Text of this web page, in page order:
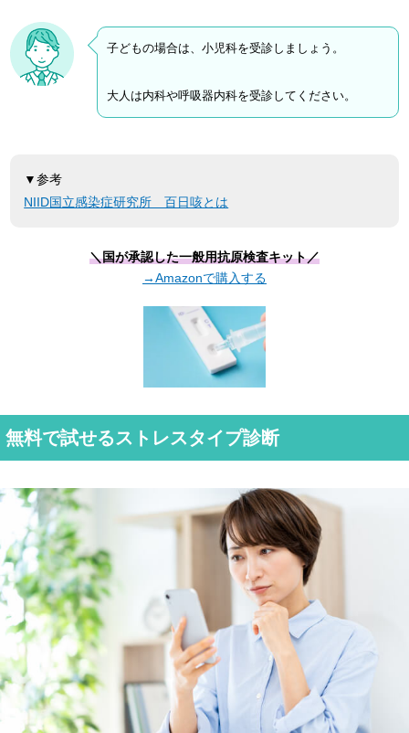
子どもの場合は、小児科を受診しましょう。
大人は内科や呼吸器内科を受診してください。
▼参考
NIID国立感染症研究所 百日咳とは
＼国が承認した一般用抗原検査キット／
→Amazonで購入する
無料で試せるストレスタイプ診断